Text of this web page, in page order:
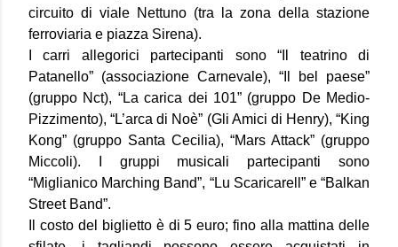
circuito di viale Nettuno (tra la zona della stazione
ferroviaria e piazza Sirena).
I carri allegorici partecipanti sono “Il teatrino di
Patanello” (associazione Carnevale), “Il bel paese”
(gruppo Nct), “La carica dei 101” (gruppo De Medio-
Pizzimento), “L’arca di Noè” (Gli Amici di Henry), “King
Kong” (gruppo Santa Cecilia), “Mars Attack” (gruppo
Miccoli). I gruppi musicali partecipanti sono
“Miglianico Marching Band”, “Lu Scaricarell” e “Balkan
Street Band”.
Il costo del biglietto è di 5 euro; fino alla mattina delle